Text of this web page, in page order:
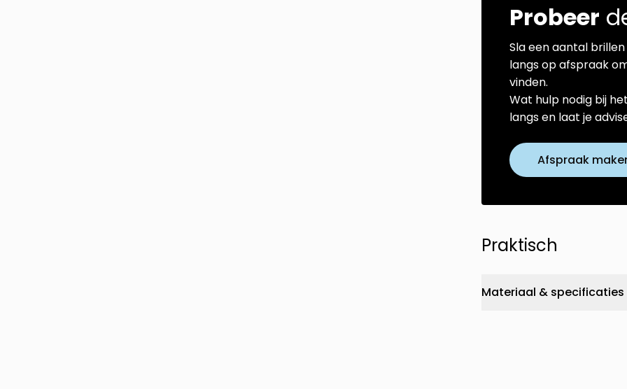
Probeer
Sla een aantal
langs op afspraak
vinden.
Wat hulp nodig bij
langs en laat je
Afspraak
Praktisch
Materiaal & specificaties